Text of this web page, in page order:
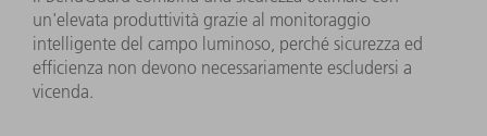
un'elevata produttività grazie al monitoraggio
intelligente del campo luminoso, perché sicurezza ed
efficienza non devono necessariamente escludersi a
vicenda.